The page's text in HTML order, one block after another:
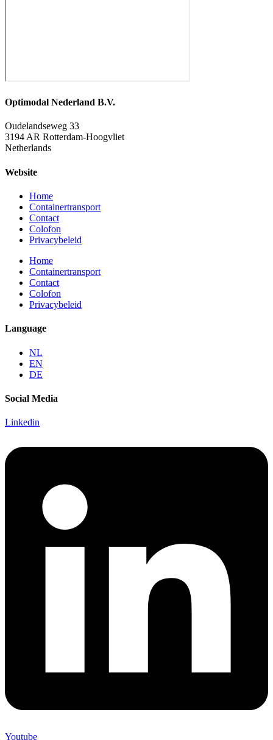
Optimodal Nederland B.V.
Oudelandseweg 33
3194 AR Rotterdam-Hoogvliet
Netherlands
Website
Home
Containertransport
Contact
Colofon
Privacybeleid
Home
Containertransport
Contact
Colofon
Privacybeleid
Language
NL
EN
DE
Social Media
Linkedin
Youtube